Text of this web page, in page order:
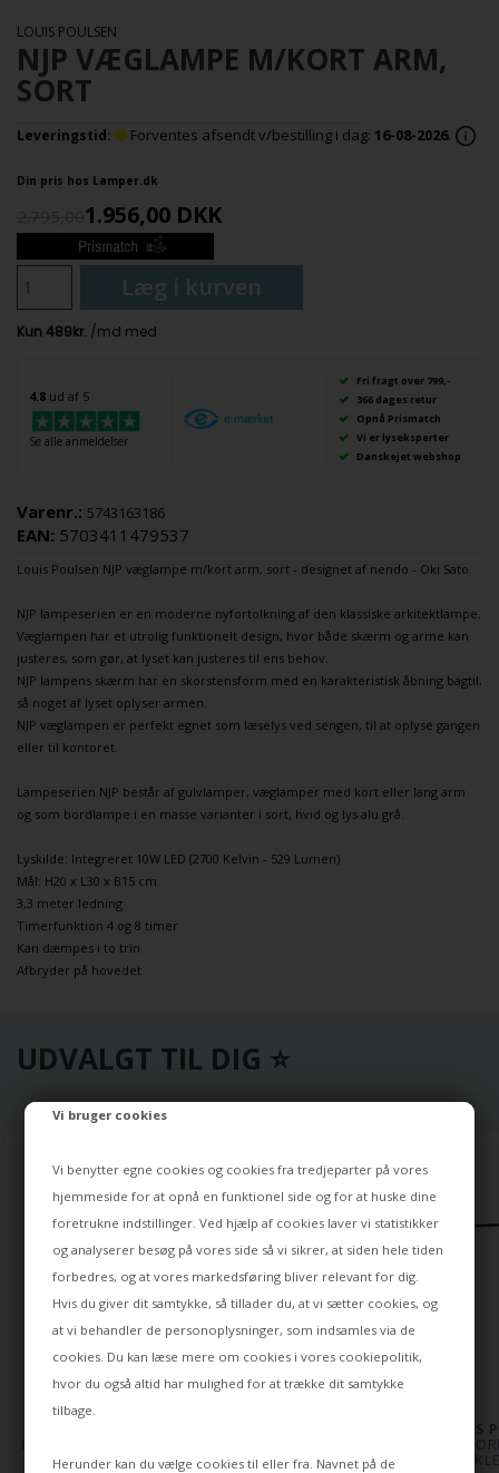
Vi bruger cookies
Vi benytter egne cookies og cookies fra tredjeparter på vores
hjemmeside for at opnå en funktionel side og for at huske dine
foretrukne indstillinger. Ved hjælp af cookies laver vi statistikker
og analyserer besøg på vores side så vi sikrer, at siden hele tiden
forbedres, og at vores markedsføring bliver relevant for dig.
Hvis du giver dit samtykke, så tillader du, at vi sætter cookies, og
at vi behandler de personoplysninger, som indsamles via de
cookies. Du kan læse mere om cookies i vores cookiepolitik,
hvor du også altid har mulighed for at trække dit samtykke
tilbage.
Herunder kan du vælge cookies til eller fra. Navnet på de
LOUIS POULSEN
NJP VÆGLAMPE M/KORT ARM,
SORT
Leveringstid: Forventes afsendt v/bestilling i dag: 16-08-2026.
Din pris hos Lamper.dk
1.956,00 DKK
Læg i kurven
4.8 ud af 5
Se alle anmeldelser
Fri fragt over 799,-
366 dages retur
Opnå Prismatch
Vi er lyseksperter
Danskejet webshop
Varenr.: 5743163186
EAN: 5703411479537
Louis Poulsen NJP væglampe m/kort arm, sort - designet af nendo - Oki Sato.
NJP lampeserien er en moderne nyfortolkning af den klassiske arkitektlampe.
Væglampen har et utrolig funktionelt design, hvor både skærm og arme kan
justeres, som gør, at lyset kan justeres til ens behov.
NJP lampens skærm har en skorstensform med en karakteristisk åbning bagtil,
så noget af lyset oplyser armen.
NJP væglampen er perfekt egnet som læselys ved sengen, til at oplyse gangen
eller til kontoret.
Lampeserien NJP består af gulvlamper, væglamper med kort eller lang arm
og som bordlampe i en masse varianter i sort, hvid og lys alu grå.
Lyskilde: Integreret 10W LED (2700 Kelvin - 529 Lumen)
Mål: H20 x L30 x B15 cm
3,3 meter ledning
Timerfunktion 4 og 8 timer
Kan dæmpes i to trin
Afbryder på hovedet
UDVALGT TIL DIG ⭐
SORT M/BORDFOD, SORT
LOUIS
NJP
M/